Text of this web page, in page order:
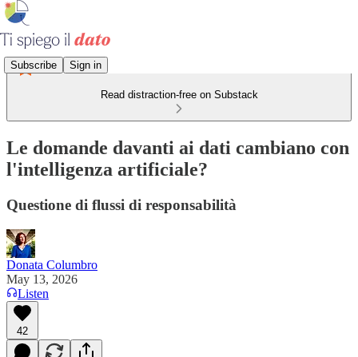
Subscribe Sign in
Read distraction-free on Substack
Le domande davanti ai dati cambiano con
l'intelligenza artificiale?
Questione di flussi di responsabilità
Donata Columbro
May 13, 2026
Listen
42